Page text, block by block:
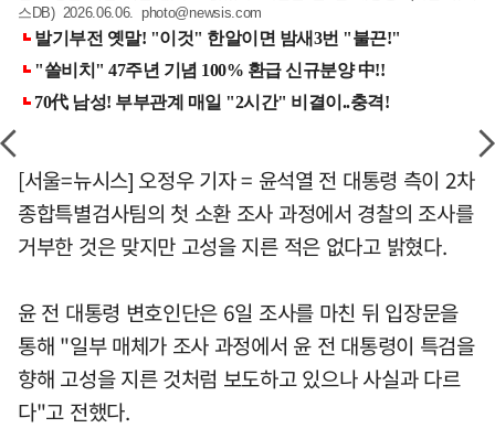
스DB) 2026.06.06. photo@newsis.com
[서울=뉴시스] 오정우 기자 = 윤석열 전 대통령 측이 2차
종합특별검사팀의 첫 소환 조사 과정에서 경찰의 조사를
거부한 것은 맞지만 고성을 지른 적은 없다고 밝혔다.
윤 전 대통령 변호인단은 6일 조사를 마친 뒤 입장문을
통해 "일부 매체가 조사 과정에서 윤 전 대통령이 특검을
향해 고성을 지른 것처럼 보도하고 있으나 사실과 다르
다"고 전했다.